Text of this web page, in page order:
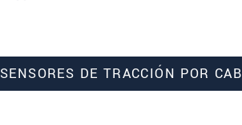
SENSORES DE TRACCIÓN POR